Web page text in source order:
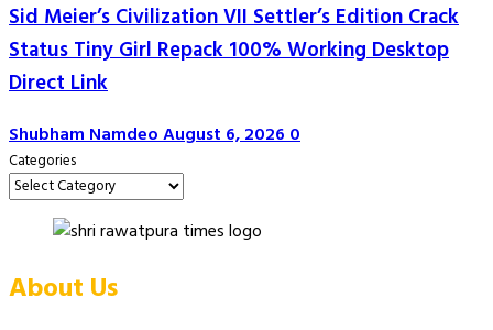
Sid Meier’s Civilization VII Settler’s Edition Crack
Status Tiny Girl Repack 100% Working Desktop
Direct Link
Shubham NamdeoAugust 6, 20260
Categories
About Us